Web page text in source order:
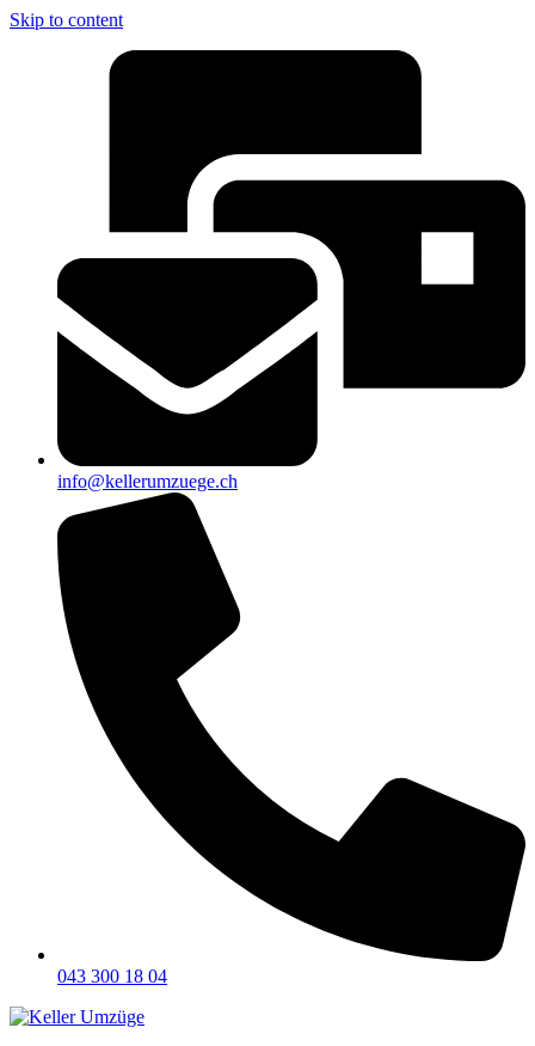
Skip to content
info@kellerumzuege.ch
043 300 18 04